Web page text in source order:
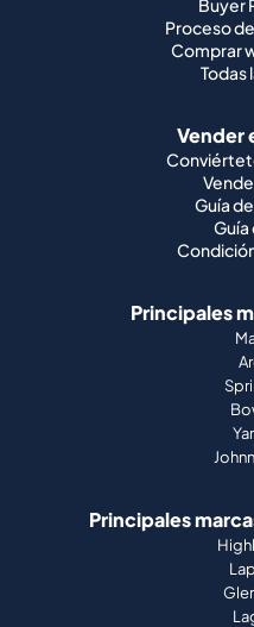
Buyer
Proceso
Comprar
Todas
Vender
Guía
Guía
Principales
Principales